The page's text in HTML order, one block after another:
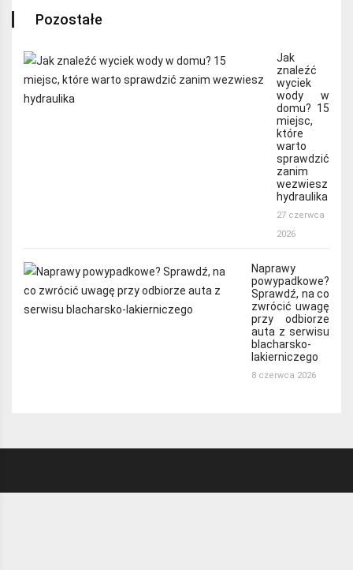
Pozostałe
Jak
znaleźć
wyciek
wody w
domu? 15
miejsc,
które
warto
sprawdzić
zanim
wezwiesz
hydraulika
27 czerwca
2026
Naprawy
powypadkowe?
Sprawdź, na co
zwrócić uwagę
przy odbiorze
auta z serwisu
blacharsko-
lakierniczego
8 czerwca 2026